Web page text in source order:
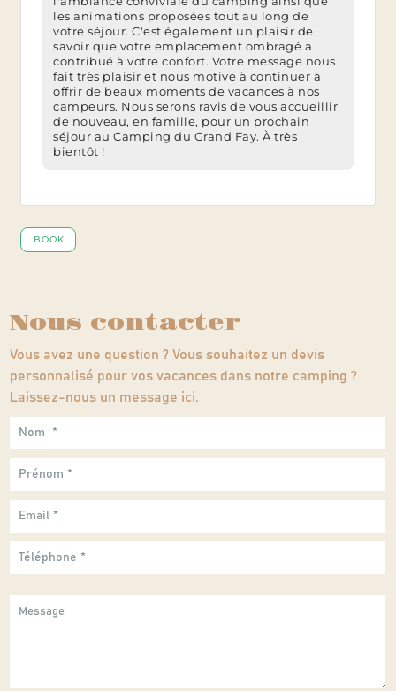
Nous contacter
Vous avez une question ? Vous souhaitez un devis
personnalisé pour vos vacances dans notre camping ?
Laissez-nous un message ici.